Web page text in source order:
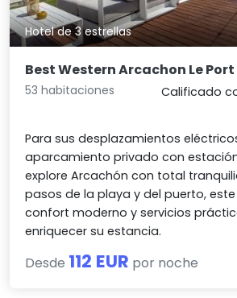
Hotel de 3 estrellas
Best Western Arcachon Le Port
53 habitaciones
Calificado
Para sus desplazamientos
aparcamiento privado con
explore Arcachón con total
pasos de la playa y del puerto,
confort moderno y servicios
enriquecer su estancia.
Desde 112 EUR por noche